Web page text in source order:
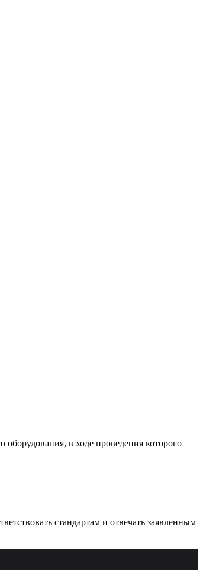
в ходе проведения которого
стандартам и отвечать заявленным